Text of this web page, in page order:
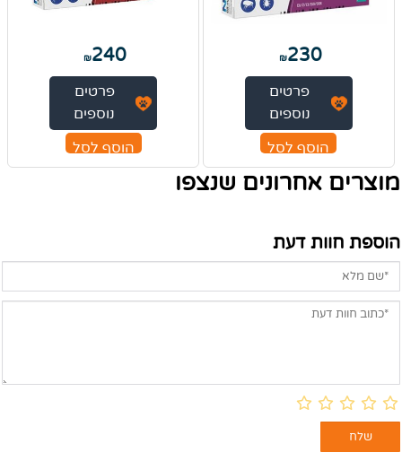
₪230
פרטים
נוספים
הוסף לסל
₪240
פרטים
נוספים
הוסף לסל
מוצרים אחרונים שנצפו
הוספת חוות דעת